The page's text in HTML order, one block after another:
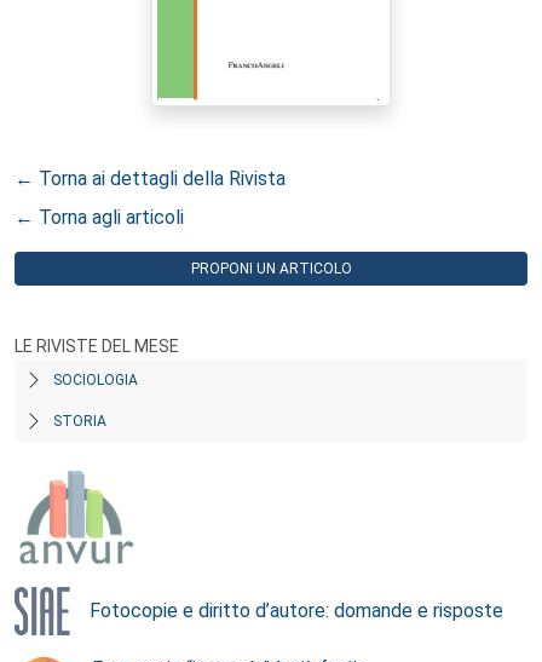
← Torna ai dettagli della Rivista
← Torna agli articoli
PROPONI UN ARTICOLO
LE RIVISTE DEL MESE
SOCIOLOGIA
STORIA
Fotocopie e diritto d’autore: domande e risposte